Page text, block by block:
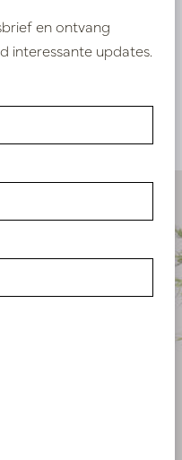
en ontvang
interessante updates.